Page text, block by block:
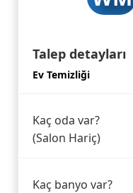
Talep detayları
Ev Temizliği
Kaç oda var?
(Salon Hariç)
Kaç banyo var?